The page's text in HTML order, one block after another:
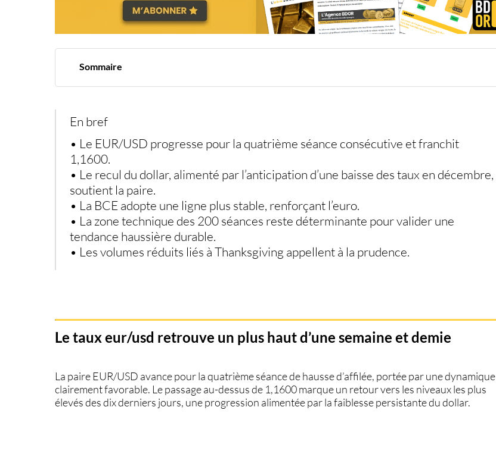
Sommaire
La zone des 200 séances reste un test incontournable
Position du dollar face aux principales devises
En bref
• Le EUR/USD progresse pour la quatrième séance consécutive et franchit
1,1600.
• Le recul du dollar, alimenté par l’anticipation d’une baisse des taux en décembre,
soutient la paire.
• La BCE adopte une ligne plus stable, renforçant l’euro.
• La zone technique des 200 séances reste déterminante pour valider une
tendance haussière durable.
• Les volumes réduits liés à Thanksgiving appellent à la prudence.
Le taux eur/usd retrouve un plus haut d’une semaine et demie
La paireEUR/USD avance pour la quatrième séance de hausse d’affilée, portée par une dynamique
clairement favorable. Le passage au-dessus de 1,1600 marque un retour vers les niveaux les plus
élevés des dix derniers jours, une progression alimentée par la faiblesse persistante du dollar.